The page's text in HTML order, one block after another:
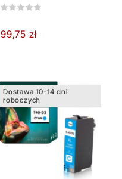
99,75 zł
Dostawa 10-14 dni
roboczych